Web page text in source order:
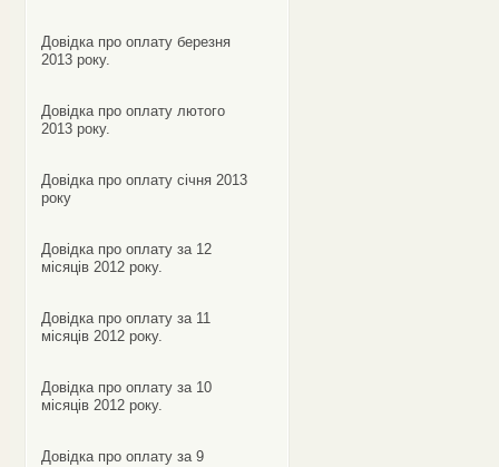
Довідка про оплату березня
2013 року.
Довідка про оплату лютого
2013 року.
Довідка про оплату січня 2013
року
Довідка про оплату за 12
місяців 2012 року.
Довідка про оплату за 11
місяців 2012 року.
Довідка про оплату за 10
місяців 2012 року.
Довідка про оплату за 9